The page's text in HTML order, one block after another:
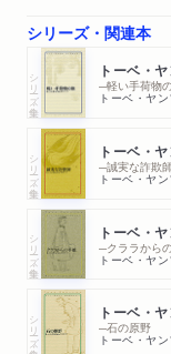
シリーズ・関連本
シリーズ・全集 トーベ・
─軽い手荷物
トーベ・ヤ
シリーズ・全集 トーベ・
─誠実な詐欺
トーベ・ヤ
シリーズ・全集 ─クララから
トーベ・ヤ
シリーズ・全集 トーベ・
─石の原野
トーベ・ヤ